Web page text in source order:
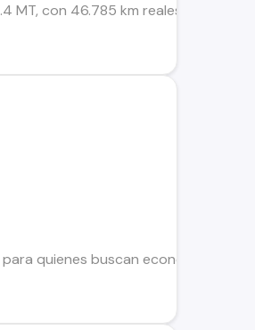
MT, con 46.785 km reales. Venta
quienes buscan economía,